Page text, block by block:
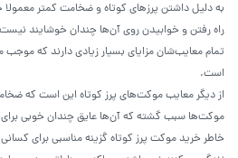
به دلیل داشتن پرزهای کوتاه و ضخامت کمتر معمولا
راه رفتن و خوابیدن روی آن‌ها چندان خوشایند
تمام معایب‌شان مزایای بسیار زیادی دارند که
است.
از دیگر معایب موکت‌های پرز کوتاه این است که
موکت‌ها سبب گشته که آن‌ها عایق چندان خوبی برای
خاطر خرید موکت پرز کوتاه گزینه مناسبی برای